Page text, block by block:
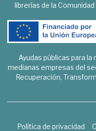
librerías de la
Ayudas públicas para
medianas empresas del
Recuperación,
Política de privacidad